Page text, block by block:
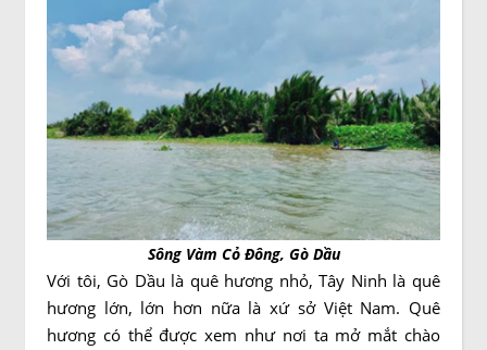
Sông Vàm Cỏ Đông, Gò Dầu
Với tôi, Gò Dầu là quê hương nhỏ, Tây Ninh là quê
hương lớn, lớn hơn nữa là xứ sở Việt Nam. Quê
hương có thể được xem như nơi ta mở mắt chào